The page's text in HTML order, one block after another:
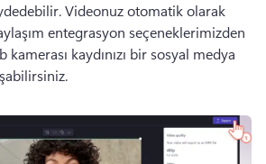
Videonuz otomatik olarak
entegrasyon seçeneklerimizden
kaydınızı bir sosyal medya